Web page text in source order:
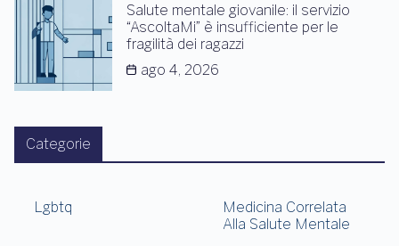
Salute mentale giovanile: il servizio
“AscoltaMi” è insufficiente per le
fragilità dei ragazzi
ago 4, 2026
Categorie
Lgbtq
Medicina Correlata
Alla Salute Mentale